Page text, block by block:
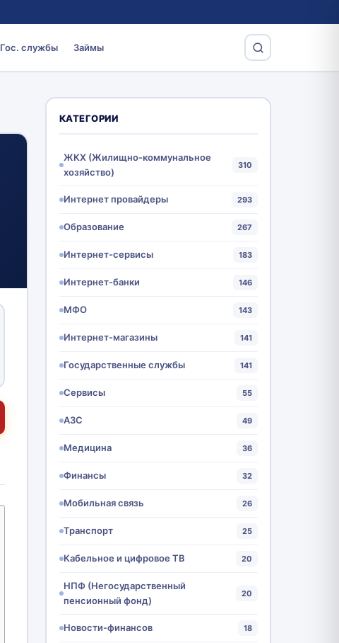
Гос. службы Займы
КАТЕГОРИИ
ЖКХ (Жилищно-коммунальное
хозяйство)
310
Интернет провайдеры 293
Образование 267
Интернет-сервисы 183
Интернет-банки 146
МФО 143
Интернет-магазины 141
Государственные службы 141
Сервисы 55
АЗС 49
Медицина 36
Финансы 32
Мобильная связь 26
Транспорт 25
Кабельное и цифровое ТВ 20
НПФ (Негосударственный
пенсионный фонд)
20
Новости-финансов 18